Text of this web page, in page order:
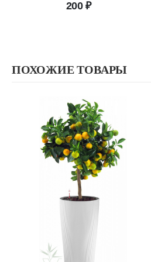
200₽
ПОХОЖИЕ ТОВАРЫ